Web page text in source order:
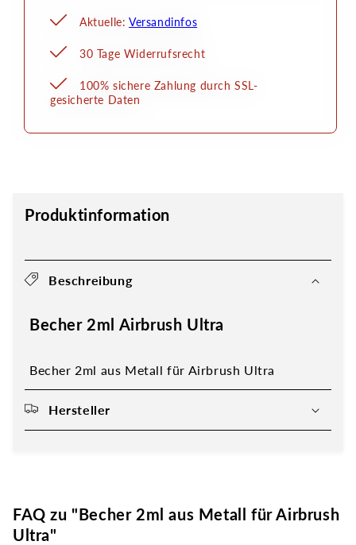
Aktuelle: Versandinfos
30 Tage Widerrufsrecht
100% sichere Zahlung durch SSL-
gesicherte Daten
Produktinformation
Beschreibung
Becher 2ml Airbrush Ultra
Becher 2ml aus Metall für Airbrush Ultra
Hersteller
FAQ zu "Becher 2ml aus Metall für Airbrush
Ultra"